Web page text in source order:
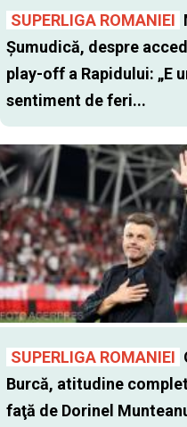
SUPERLIGA ROMANIEI
Șumudică, despre
play-off a Rapidului: „E
sentiment de feri...
SUPERLIGA ROMANIEI
Burcă, atitudine
faţă de Dorinel